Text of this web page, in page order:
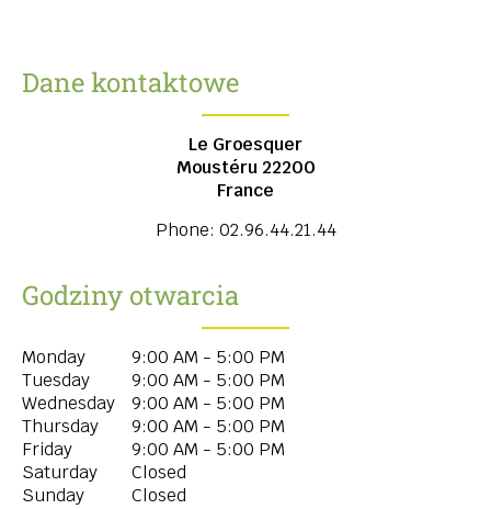
Dane kontaktowe
Le Groesquer
Moustéru 22200
France
Phone: 02.96.44.21.44
Godziny otwarcia
Monday
9:00 AM - 5:00 PM
Tuesday
9:00 AM - 5:00 PM
Wednesday
9:00 AM - 5:00 PM
Thursday
9:00 AM - 5:00 PM
Friday
9:00 AM - 5:00 PM
Saturday
Closed
Sunday
Closed